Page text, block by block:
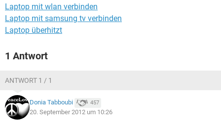
Laptop mit wlan verbinden
Laptop mit samsung tv verbinden
Laptop überhitzt
1 Antwort
ANTWORT 1 / 1
Donia Tabboubi 457
20. September 2012 um 10:26